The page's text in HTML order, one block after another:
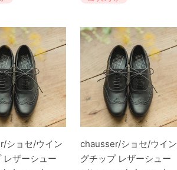
ショセ/ウイン
レザーシュー
chausser/ショセ/ウイン
グチップ レザーシュー